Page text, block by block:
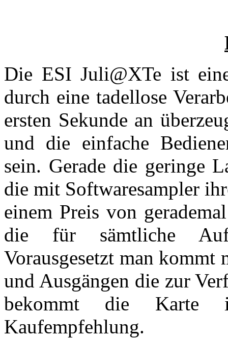
Die ESI Juli@XTe ist
durch eine tadellose
ersten Sekunde an
und die einfache
sein. Gerade die geringe
die mit Softwaresampler
einem Preis von
die für sämtliche
Vorausgesetzt man
und Ausgängen die zur
bekommt die
Kaufempfehlung.